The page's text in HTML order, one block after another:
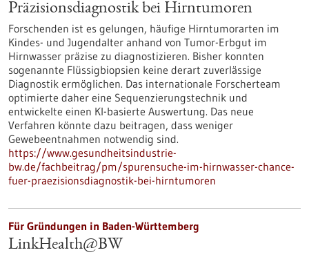
Präzisionsdiagnostik bei Hirntumoren
Forschenden ist es gelungen, häufige Hirntumorarten im
Kindes- und Jugendalter anhand von Tumor-Erbgut im
Hirnwasser präzise zu diagnostizieren. Bisher konnten
sogenannte Flüssigbiopsien keine derart zuverlässige
Diagnostik ermöglichen. Das internationale Forscherteam
optimierte daher eine Sequenzierungstechnik und
entwickelte einen KI-basierte Auswertung. Das neue
Verfahren könnte dazu beitragen, dass weniger
Gewebeentnahmen notwendig sind.
https://www.gesundheitsindustrie-
bw.de/fachbeitrag/pm/spurensuche-im-hirnwasser-chance-
fuer-praezisionsdiagnostik-bei-hirntumoren
Für Gründungen in Baden-Württemberg
LinkHealth@BW